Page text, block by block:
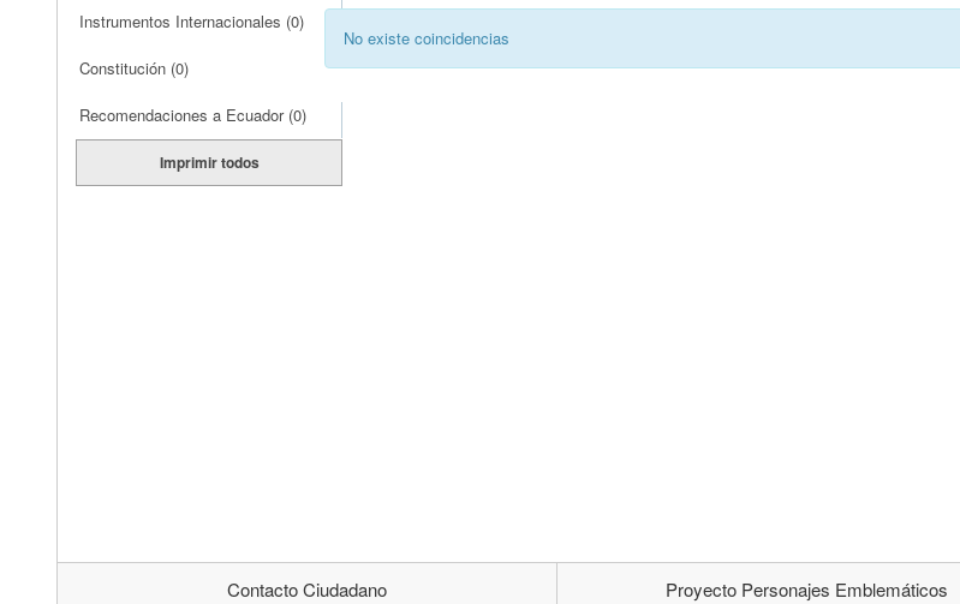
Instrumentos Internacionales (0)
Constitución (0)
Recomendaciones a Ecuador (0)
Imprimir todos
No existe coincidencias
Contacto Ciudadano Proyecto Personajes Emblemáticos